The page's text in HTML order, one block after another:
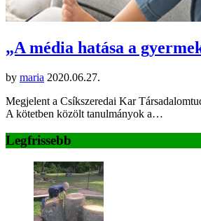
„A média hatása a
by maria 2020.06.27.
Megjelent a Csíkszeredai Kar
A kötetben közölt tanulmányok a…
Legfrissebb